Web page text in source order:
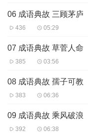
06 成语典故 三顾茅庐
436 05:29
07 成语典故 草菅人命
385 03:56
08 成语典故 孺子可教
383 06:36
09 成语典故 乘风破浪
392 06:38